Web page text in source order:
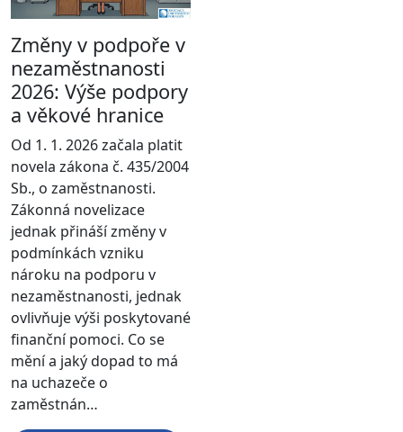
Změny v podpoře v
nezaměstnanosti
2026: Výše podpory
a věkové hranice
Od 1. 1. 2026 začala platit
novela zákona č. 435/2004
Sb., o zaměstnanosti.
Zákonná novelizace
jednak přináší změny v
podmínkách vzniku
nároku na podporu v
nezaměstnanosti, jednak
ovlivňuje výši poskytované
finanční pomoci. Co se
mění a jaký dopad to má
na uchazeče o
zaměstnán…